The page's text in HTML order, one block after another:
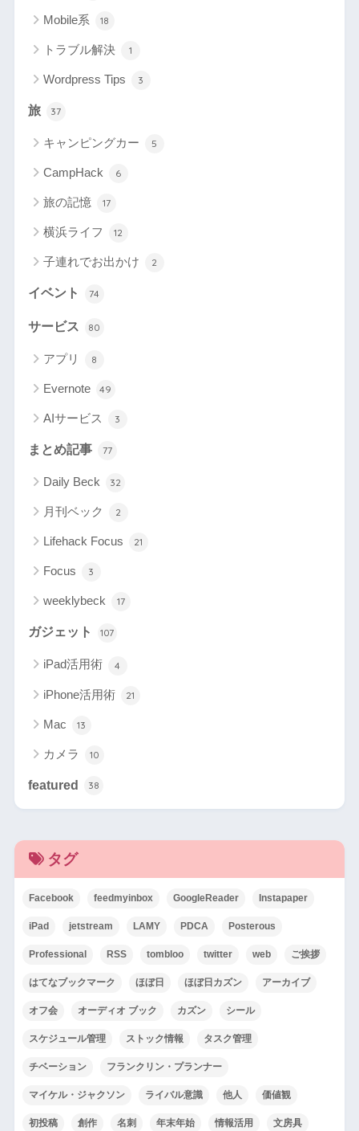
Mobile系 18
トラブル解決 1
Wordpress Tips 3
旅 37
キャンピングカー 5
CampHack 6
旅の記憶 17
横浜ライフ 12
子連れでお出かけ 2
イベント 74
サービス 80
アプリ 8
Evernote 49
AIサービス 3
まとめ記事 77
Daily Beck 32
月刊ベック 2
Lifehack Focus 21
Focus 3
weeklybeck 17
ガジェット 107
iPad活用術 4
iPhone活用術 21
Mac 13
カメラ 10
featured 38
タグ
Facebook feedmyinbox GoogleReader Instapaper
iPad jetstream LAMY PDCA Posterous
Professional RSS tombloo twitter web ご挨拶
はてなブックマーク ほぼ日 ほぼ日カズン アーカイブ
オフ会 オーディオ ブック カズン シール
スケジュール管理 ストック情報 タスク管理
チベーション フランクリン・プランナー
マイケル・ジャクソン ライバル意識 他人 価値観
初投稿 創作 名刺 年末年始 情報活用 文房具